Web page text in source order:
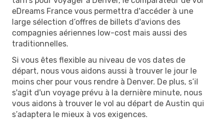
eDreams France vous permettra d'accéder à une
large sélection d’offres de billets d'avions des
compagnies aériennes low-cost mais aussi des
traditionnelles.
Si vous êtes flexible au niveau de vos dates de
départ, nous vous aidons aussi à trouver le jour le
moins cher pour vous rendre à Denver. De plus, s’il
s'agit d'un voyage prévu à la dernière minute, nous
vous aidons à trouver le vol au départ de Austin qui
s’adaptera le mieux à vos exigences.